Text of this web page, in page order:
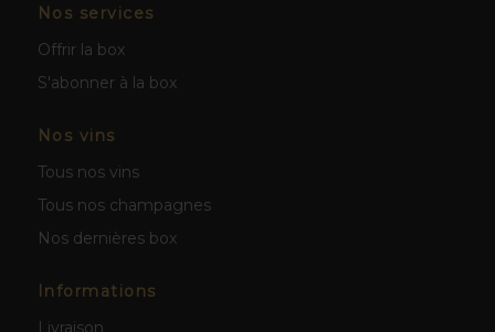
Nos services
Offrir la box
S'abonner à la box
Nos vins
Tous nos vins
Tous nos champagnes
Nos dernières box
Informations
Livraison